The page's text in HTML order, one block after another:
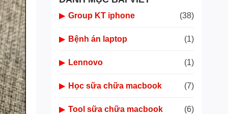
▶ Group KT iphone (38)
▶ Bệnh án laptop (1)
▶ Lennovo (1)
▶ Học sữa chữa macbook (7)
▶ Tool sữa chữa macbook (6)